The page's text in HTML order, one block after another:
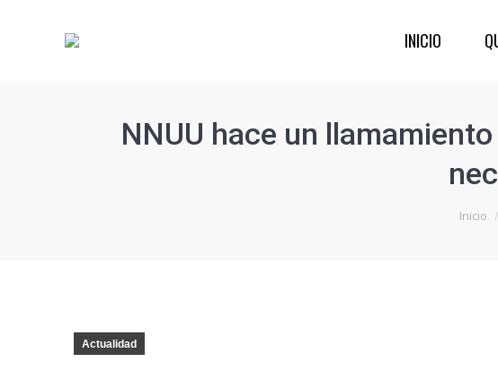
INICIO
NNUU hace un
Inicio
Actualidad